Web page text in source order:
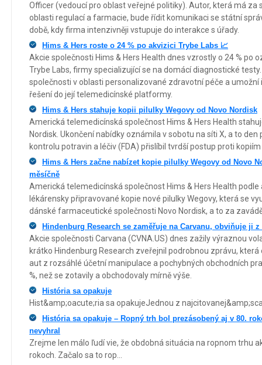
Officer (vedoucí pro oblast veřejné politiky). Autor, která má za
oblasti regulací a farmacie, bude řídit komunikaci se státní
době, kdy firma intenzivněji vstupuje do interakce s úřady.
Hims & Hers roste o 24 % po akvizici Trybe Labs 📈
Akcie společnosti Hims & Hers Health dnes vzrostly o 24 % po
Trybe Labs, firmy specializující se na domácí diagnostické
společnosti v oblasti personalizované zdravotní péče a
řešení do její telemedicínské platformy.
Hims & Hers stahuje kopii pilulky Wegovy od Novo Nordisk
Americká telemedicínská společnost Hims & Hers Health
Nordisk. Ukončení nabídky oznámila v sobotu na síti X, a to
kontrolu potravin a léčiv (FDA) přislíbil tvrdší postup proti
Hims & Hers začne nabízet kopie pilulky Wegovy od Novo
měsíčně
Americká telemedicínská společnost Hims & Hers Health
lékárensky připravované kopie nové pilulky Wegovy, která se
dánské farmaceutické společnosti Novo Nordisk, a to za
Hindenburg Research se zaměřuje na Carvanu, obviňuje ji
Akcie společnosti Carvana (CVNA.US) dnes zažily výraznou
krátko Hindenburg Research zveřejnil podrobnou zprávu,
aut z rozsáhlé účetní manipulace a pochybných obchodních
%, než se zotavily a obchodovaly mírně výše.
História sa opakuje
Hist&amp;oacute;ria sa opakujeJednou z
História sa opakuje – Ropný trh bol prezásobený aj v 80.
nevyhral
Zrejme len málo ľudí vie, že obdobná situácia na ropnom trhu
rokoch. Začalo sa to rop...